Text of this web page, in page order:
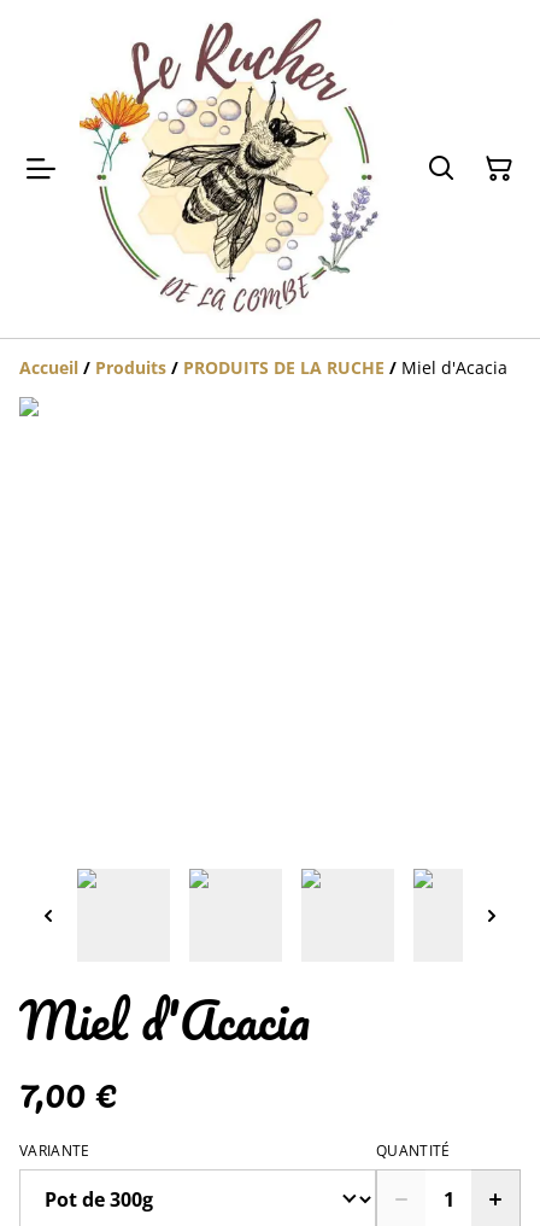
Accueil / Produits / PRODUITS DE LA RUCHE / Miel d'Acacia
Miel d'Acacia
7,00 €
VARIANTE QUANTITÉ